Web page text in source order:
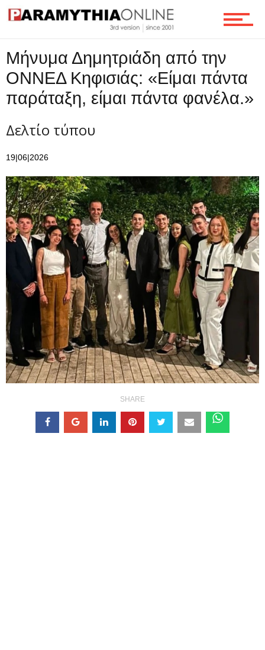
Επικοινωνία
Μήνυμα Δημητριάδη από την
ΟΝΝΕΔ Κηφισιάς: «Είμαι πάντα
παράταξη, είμαι πάντα φανέλα.»
Δελτίο τύπου
19|06|2026
SHARE